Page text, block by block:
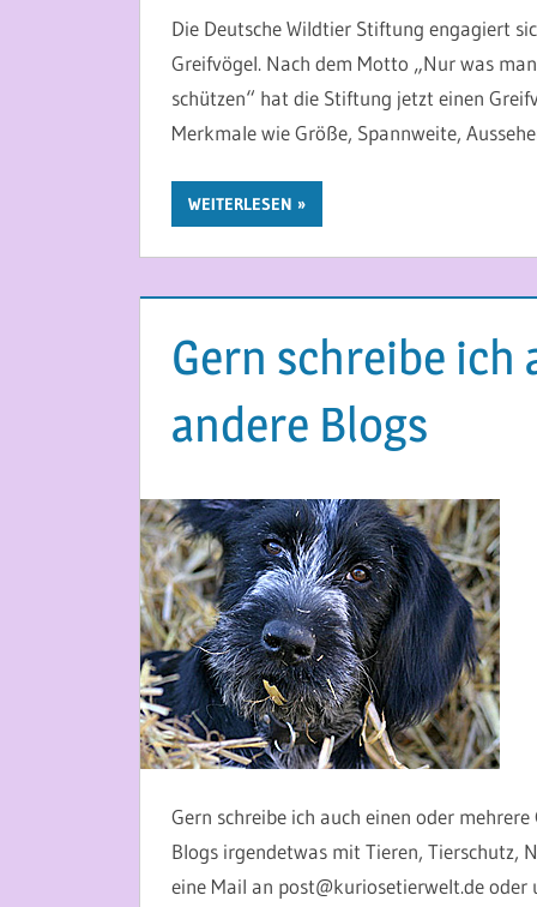
Die Deutsche Wildtier Stiftung engagiert
Greifvögel. Nach dem Motto „Nur was
schützen“ hat die Stiftung jetzt einen
Merkmale wie Größe, Spannweite,
WEITERLESEN
Gern schreibe
andere Blogs
Gern schreibe ich auch einen oder
Blogs irgendetwas mit Tieren, Tierschutz,
eine Mail an post@kuriosetierwelt.de